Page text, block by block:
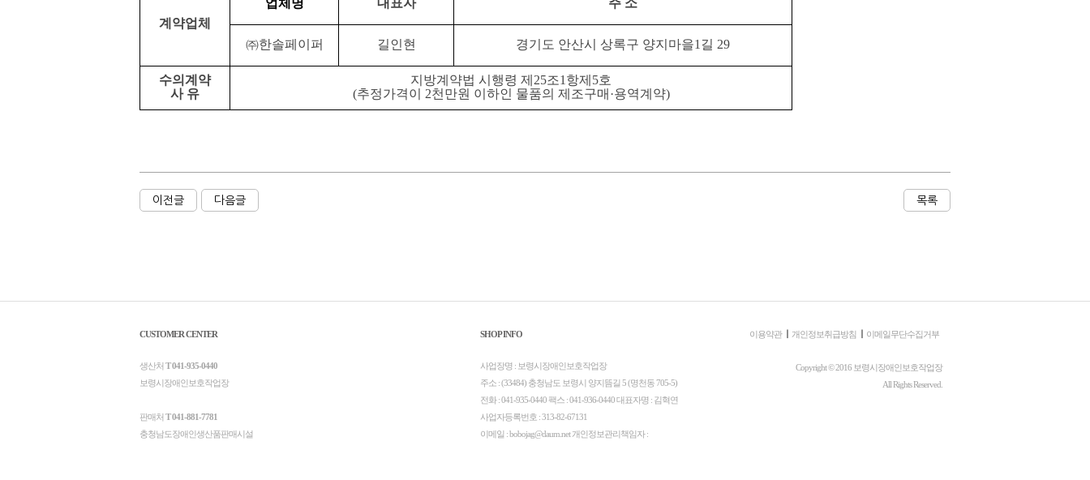
계약업체
업체명 대표자 주 소
㈜한솔페이퍼 길인현 경기도 안산시 상록구 양지마을1 길 29
수의계약
사 유
지방계약법 시행령 제 25조1 항제 5호
(추정가격이 2천만원 이하인 물품의 제조구매 ·용역계약)
이전글 다음글 목록
CUSTOMER CENTER
생산처 T 041-935-0440
보령시장애인보호작업장
판매처 T 041-881-7781
충청남도장애인생산품판매시설
SHOP INFO
사업장명 : 보령시장애인보호작업장
주소 : (33484) 충청남도 보령시 양지뜸길 5 (명천동 705-5)
전화 : 041-935-0440 팩스 : 041-936-0440 대표자명 : 김혁연
사업자등록번호 : 313-82-67131
이메일 : bobojag@daum.net 개인정보관리책임자 :
이용약관 개인정보취급방침 이메일무단수집거부
Copyright © 2016 보령시장애인보호작업장
All Rights Reserved.